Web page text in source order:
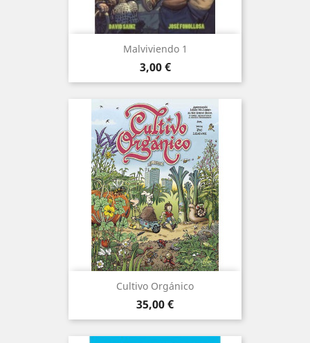
Malviviendo 1
Precio
3,00 €
Cultivo Orgánico
Precio
35,00 €